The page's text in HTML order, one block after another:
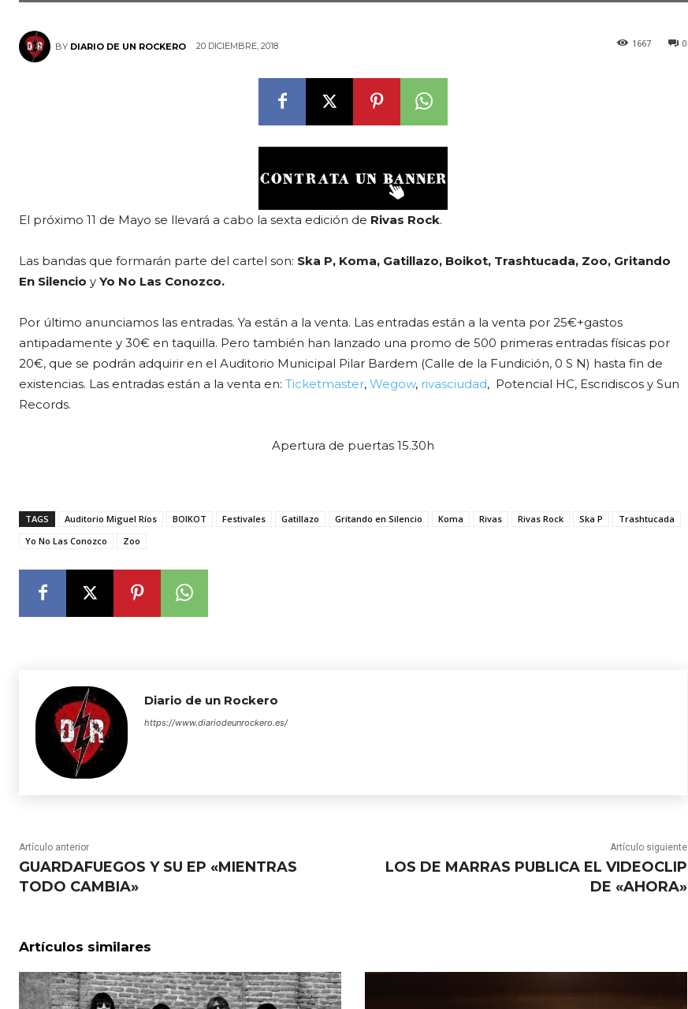
BY DIARIO DE UN ROCKERO 20 DICIEMBRE, 2018 0
1667
El próximo 11 de Mayo se llevará a cabo la sexta edición de Rivas Rock.
Las bandas que formarán parte del cartel son: Ska P, Koma, Gatillazo, Boikot, Trashtucada, Zoo, Gritando
En Silencio y Yo No Las Conozco.
Por último anunciamos las entradas. Ya están a la venta. Las entradas están a la venta por 25€+gastos
antipadamente y 30€ en taquilla. Pero también han lanzado una promo de 500 primeras entradas físicas por
20€, que se podrán adquirir en el Auditorio Municipal Pilar Bardem (Calle de la Fundición, 0 S N) hasta fin de
existencias. Las entradas están a la venta en: Ticketmaster, Wegow, rivasciudad, Potencial HC, Escridiscos y Sun
Records.
Apertura de puertas 15.30h
TAGS Auditorio Miguel Ríos BOIKOT Festivales Gatillazo Gritando en Silencio Koma Rivas Rivas Rock Ska P
Trashtucada
Yo No Las Conozco
Zoo
Diario de un Rockero
https://www.diariodeunrockero.es/
Artículo anterior
GUARDAFUEGOS Y SU EP «MIENTRAS
TODO CAMBIA»
Artículo siguiente
LOS DE MARRAS PUBLICA EL VIDEOCLIP
DE «AHORA»
Artículos similares